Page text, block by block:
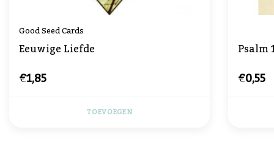
Good Seed Cards
Eeuwige Liefde
€1,85
TOEVOEGEN
Psalm
€0,55